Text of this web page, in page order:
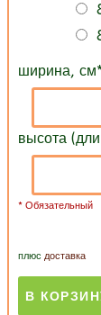
ширина, см
высота
* Обязательный
плюс доставка